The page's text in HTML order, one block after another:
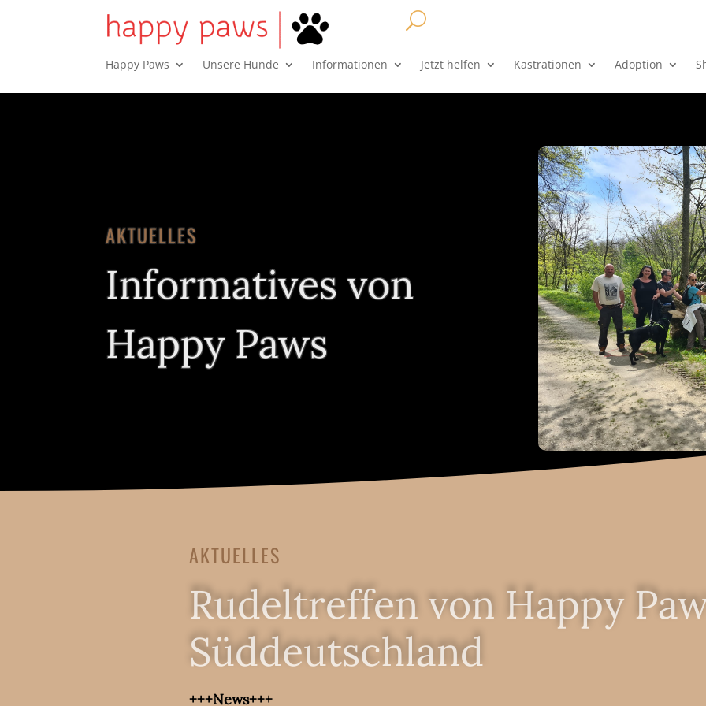
Happy Paws Unsere Hunde Informationen Jetzt helfen Kastrationen Adoption
AKTUELLES
Informatives von
Happy Paws
AKTUELLES
Rudeltreffen von Happy
Süddeutschland
+++News+++